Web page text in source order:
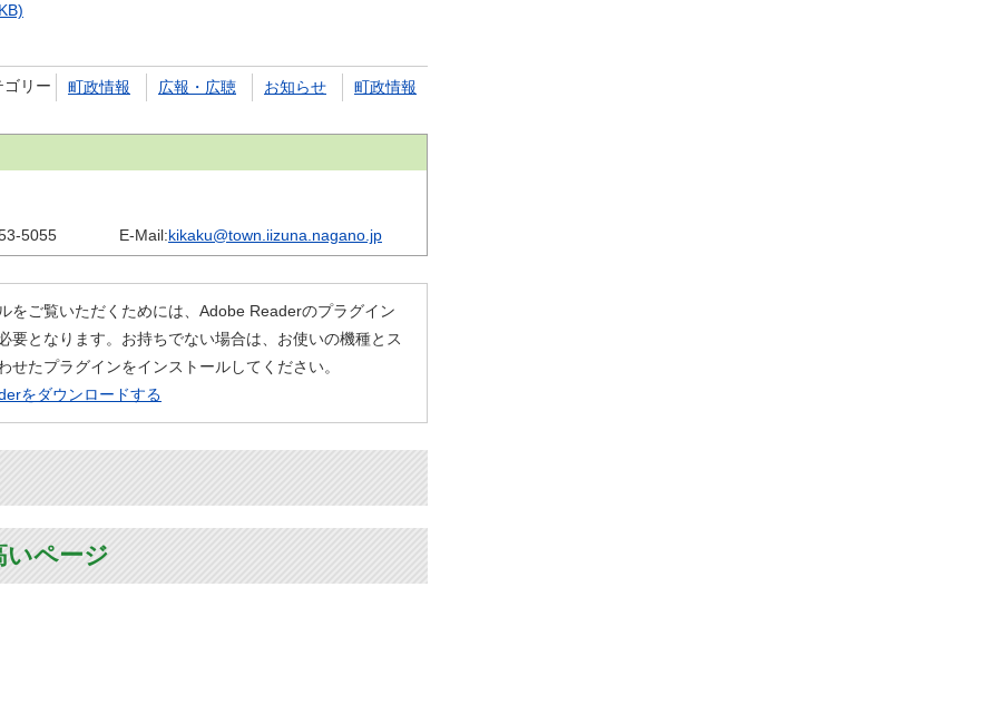
ゴリー 町政情報 広報・広聴 お知らせ 町政情報
5055 E-Mail:kikaku@town.iizuna.nagano.jp
をご覧いただくためには、Adobe Readerのプラグイン
要となります。お持ちでない場合は、お使いの機種とス
せたプラグインをインストールしてください。
をダウンロードする
いページ